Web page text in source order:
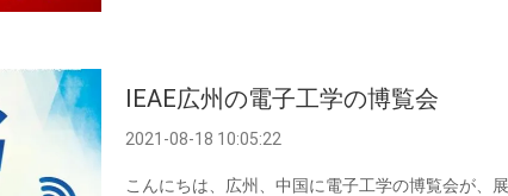
IEAE広州の電子工学の博覧会
2021-08-18 10:05:22
こんにちは、広州、中国に電子工学の博覧会が、